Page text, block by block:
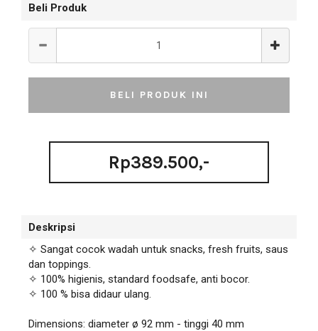
Beli Produk
Rp389.500,-
Deskripsi
✧ Sangat cocok wadah untuk snacks, fresh fruits, saus
dan toppings.
✧ 100% higienis, standard foodsafe, anti bocor.
✧ 100 % bisa didaur ulang.
Dimensions: diameter ø 92 mm - tinggi 40 mm